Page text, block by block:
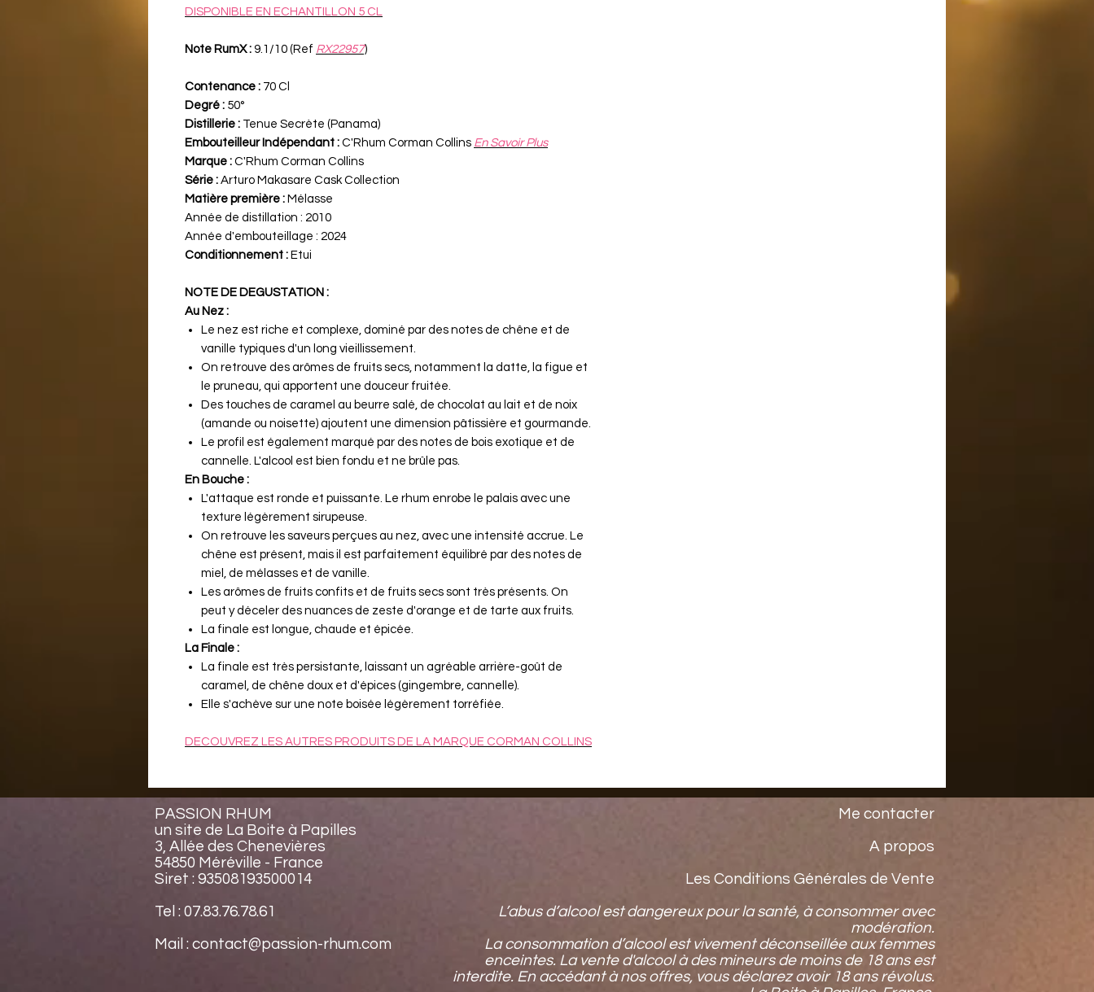
DISPONIBLE EN ECHANTILLON 5 CL
Note RumX : 9.1/10 (Ref RX22957)
Contenance : 70 Cl
Degré : 50°
Distillerie : Tenue Secrète (Panama)
Embouteilleur Indépendant : C'Rhum Corman Collins En Savoir Plus
Marque : C'Rhum Corman Collins
Série : Arturo Makasare Cask Collection
Matière première : Mélasse
Année de distillation : 2010
Année d'embouteillage : 2024
Conditionnement : Etui
NOTE DE DEGUSTATION :
Au Nez :
Le nez est riche et complexe, dominé par des notes de chêne et de
vanille typiques d'un long vieillissement.
On retrouve des arômes de fruits secs, notamment la datte, la figue et
le pruneau, qui apportent une douceur fruitée.
Des touches de caramel au beurre salé, de chocolat au lait et de noix
(amande ou noisette) ajoutent une dimension pâtissière et gourmande.
Le profil est également marqué par des notes de bois exotique et de
cannelle. L'alcool est bien fondu et ne brûle pas.
En Bouche :
L'attaque est ronde et puissante. Le rhum enrobe le palais avec une
texture légèrement sirupeuse.
On retrouve les saveurs perçues au nez, avec une intensité accrue. Le
chêne est présent, mais il est parfaitement équilibré par des notes de
miel, de mélasses et de vanille.
Les arômes de fruits confits et de fruits secs sont très présents. On
peut y déceler des nuances de zeste d'orange et de tarte aux fruits.
La finale est longue, chaude et épicée.
La Finale :
La finale est très persistante, laissant un agréable arrière-goût de
caramel, de chêne doux et d'épices (gingembre, cannelle).
Elle s'achève sur une note boisée légèrement torréfiée.
DECOUVREZ LES AUTRES PRODUITS DE LA MARQUE CORMAN COLLINS
PASSION RHUM
un site de La Boite à Papilles
3, Allée des Chenevières
54850 Méréville - France
Siret : 93508193500014
Tel : 07.83.76.78.61
Mail : contact@passion-rhum.com
Me contacter
A propos
Les Conditions Générales de Vente
L’abus d’alcool est dangereux pour la santé, à consommer avec
modération.
La consommation d’alcool est vivement déconseillée aux femmes
enceintes. La vente d'alcool à des mineurs de moins de 18 ans est
interdite. En accédant à nos offres, vous déclarez avoir 18 ans révolus.